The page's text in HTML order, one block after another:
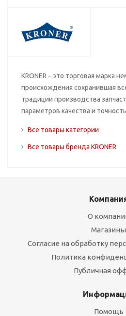
KRONER – это торговая марка
происхождения сохранившая
традиции производства
параметров качества и
Все товары категории
Все товары бренда KRONER
О
Магазины
Согласие на обработку
Политика
Публичная
Помощь